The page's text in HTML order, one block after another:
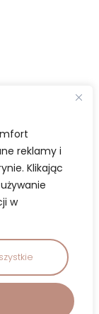
reklamy i
Klikając
w